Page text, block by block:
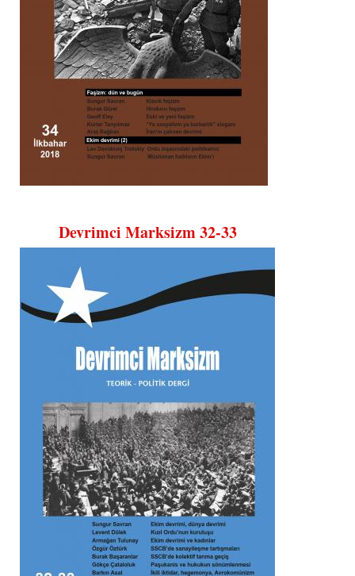
Devrimci Marksizm 32-33